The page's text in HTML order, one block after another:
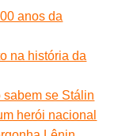
anos da
na história da
se Stálin
herói nacional